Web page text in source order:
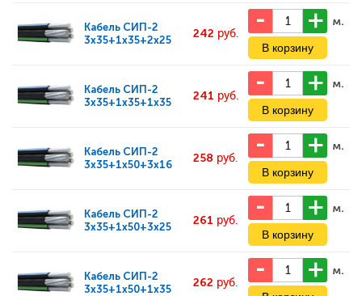
Кабель СИП-2
3x35+1x35+2x25
242 руб.
м.
Кабель СИП-2
3x35+1x35+1x35
241 руб.
м.
Кабель СИП-2
3x35+1x50+3x16
258 руб.
м.
Кабель СИП-2
3x35+1x50+3x25
261 руб.
м.
Кабель СИП-2
3x35+1x50+1x35
262 руб.
м.